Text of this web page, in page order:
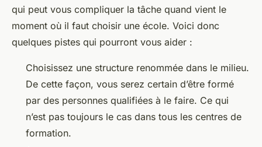
qui peut vous compliquer la tâche quand vient le
moment où il faut choisir une école. Voici donc
quelques pistes qui pourront vous aider :
Choisissez une structure renommée dans le milieu.
De cette façon, vous serez certain d’être formé
par des personnes qualifiées à le faire. Ce qui
n’est pas toujours le cas dans tous les centres de
formation.